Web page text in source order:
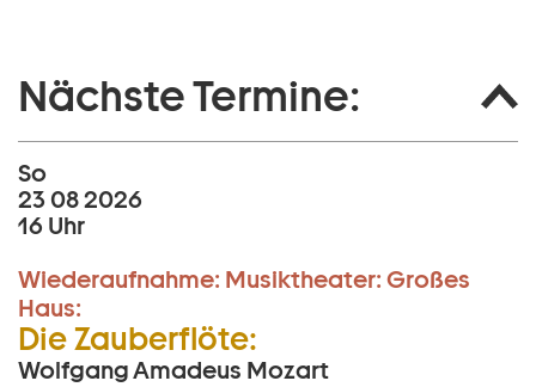
Nächste Termine:
So
23 08 2026
16 Uhr
Wiederaufnahme: Musiktheater: Großes
Haus:
Die Zauberflöte:
Wolfgang Amadeus Mozart